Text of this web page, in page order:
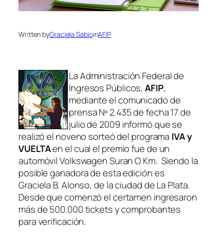
Written byGraciela SabioinAFIP
La Administración Federal de
Ingresos Públicos,AFIP,
mediante el comunicado de
prensa Nº 2.435 de fecha 17 de
julio de 2009 informó que se
realizó el noveno sorteó del programa IVA y
VUELTAen el cual el premio fue de un
automóvil Volkswagen Suran O Km. Siendo la
posible ganadora de esta edición es
Graciela B. Alonso, de la ciudad de La Plata.
Desde que comenzó el certamen ingresaron
más de 500.000 tickets y comprobantes
para verificación.